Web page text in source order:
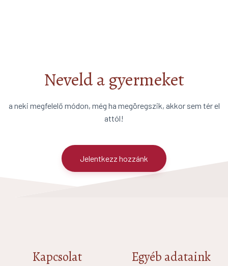
Neveld a gyermeket
a neki megfelelő módon, még ha megöregszik, akkor sem tér el
attól!
Jelentkezz hozzánk
Kapcsolat Egyéb adataink